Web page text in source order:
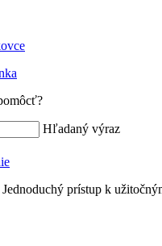
Hľadaný výraz
Jednoduchý prístup k